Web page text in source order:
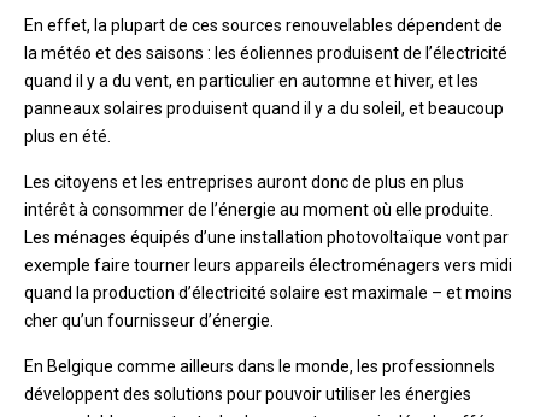
En effet, la plupart de ces sources renouvelables dépendent de
la météo et des saisons : les éoliennes produisent de l’électricité
quand il y a du vent, en particulier en automne et hiver, et les
panneaux solaires produisent quand il y a du soleil, et beaucoup
plus en été.
Les citoyens et les entreprises auront donc de plus en plus
intérêt à consommer de l’énergie au moment où elle produite.
Les ménages équipés d’une installation photovoltaïque vont par
exemple faire tourner leurs appareils électroménagers vers midi
quand la production d’électricité solaire est maximale – et moins
cher qu’un fournisseur d’énergie.
En Belgique comme ailleurs dans le monde, les professionnels
développent des solutions pour pouvoir utiliser les énergies